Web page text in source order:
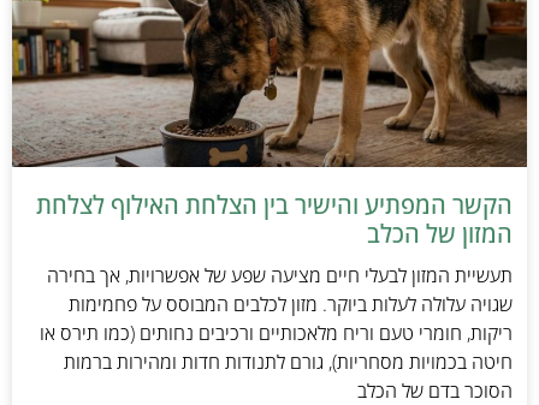
הקשר המפתיע והישיר בין הצלחת האילוף לצלחת
המזון של הכלב
תעשיית המזון לבעלי חיים מציעה שפע של אפשרויות, אך בחירה
שגויה עלולה לעלות ביוקר. מזון לכלבים המבוסס על פחמימות
ריקות, חומרי טעם וריח מלאכותיים ורכיבים נחותים (כמו תירס או
חיטה בכמויות מסחריות), גורם לתנודות חדות ומהירות ברמות
הסוכר בדם של הכלב